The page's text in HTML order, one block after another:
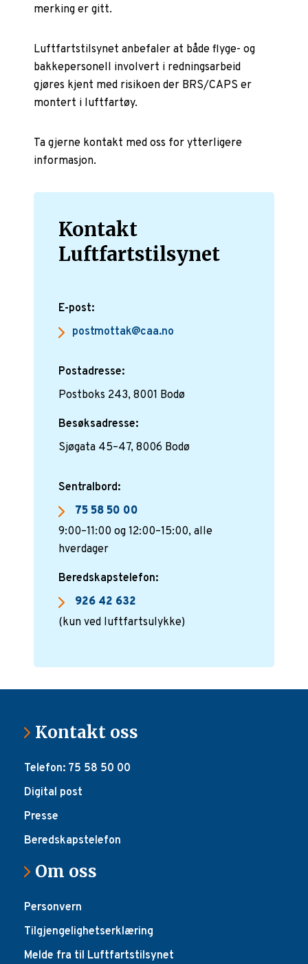
merking er gitt.
Luftfartstilsynet anbefaler at både flyge- og
bakkepersonell involvert i redningsarbeid
gjøres kjent med risikoen der BRS/CAPS er
montert i luftfartøy.
Ta gjerne kontakt med oss for ytterligere
informasjon.
Kontakt
Luftfartstilsynet
E-post:
postmottak@caa.no
Postadresse:
Postboks 243, 8001 Bodø
Besøksadresse:
Sjøgata 45–47, 8006 Bodø
Sentralbord:
75 58 50 00
9:00–11:00 og 12:00–15:00, alle
hverdager
Beredskapstelefon:
926 42 632
(kun ved luftfartsulykke)
Kontakt oss
Telefon: 75 58 50 00
Digital post
Presse
Beredskapstelefon
Om oss
Personvern
Tilgjengelighetserklæring
Melde fra til Luftfartstilsynet